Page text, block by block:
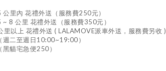
里內 花禮外送（服務費250元）
8 公里 花禮外送（服務費350元）
里以上 花禮外送 ( LALAMOVE派車外送，服務費另收 )
週二至週日10:00~19:00）
貓宅急便250）